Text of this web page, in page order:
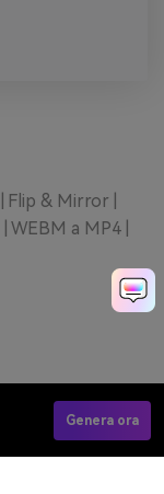
Flip & Mirror |
WEBM a MP4 |
Genera ora